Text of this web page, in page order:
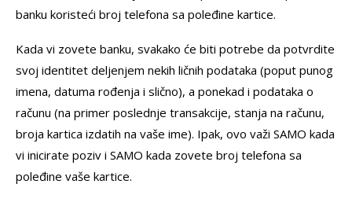
banku koristeći broj telefona sa poleđine kartice.
Kada vi zovete banku, svakako će biti potrebe da potvrdite
svoj identitet deljenjem nekih ličnih podataka (poput punog
imena, datuma rođenja i slično), a ponekad i podataka o
računu (na primer poslednje transakcije, stanja na računu,
broja kartica izdatih na vaše ime). Ipak, ovo važi SAMO kada
vi inicirate poziv i SAMO kada zovete broj telefona sa
poleđine vaše kartice.